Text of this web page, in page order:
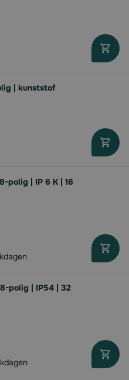
| kunststof
polig | IP 6 K | 16
polig | IP54 | 32